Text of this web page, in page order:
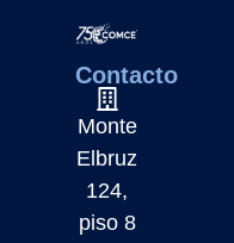
Contacto
Monte
Elbruz
124,
piso 8